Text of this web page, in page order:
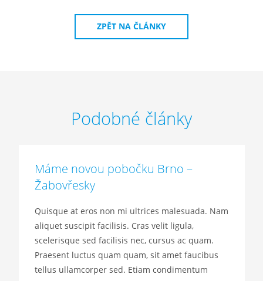
ZPĚT NA ČLÁNKY
Podobné články
Máme novou pobočku Brno –
Žabovřesky
Quisque at eros non mi ultrices malesuada. Nam
aliquet suscipit facilisis. Cras velit ligula,
scelerisque sed facilisis nec, cursus ac quam.
Praesent luctus quam quam, sit amet faucibus
tellus ullamcorper sed. Etiam condimentum